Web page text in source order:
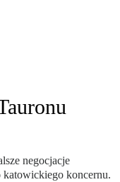
negocjacje
katowickiego koncernu.